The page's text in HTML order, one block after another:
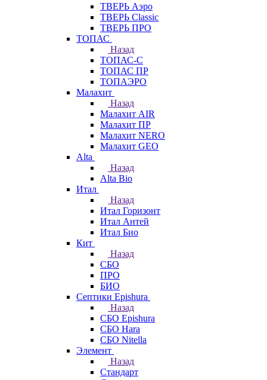
ТВЕРЬ Аэро
ТВЕРЬ Classic
ТВЕРЬ ПРО
ТОПАС
Назад
ТОПАС-С
ТОПАС ПР
ТОПАЭРО
Малахит
Назад
Малахит AIR
Малахит ПР
Малахит NERO
Малахит GEO
Alta
Назад
Alta Bio
Итал
Назад
Итал Горизонт
Итал Антей
Итал Био
Кит
Назад
СБО
ПРО
БИО
Септики Epishura
Назад
СБО Epishura
СБО Hara
СБО Nitella
Элемент
Назад
Стандарт